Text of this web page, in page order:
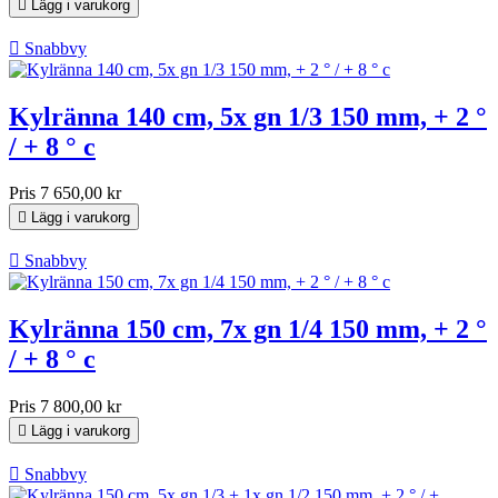
Lägg i varukorg
 Snabbvy
Kylränna 140 cm, 5x gn 1/3 150 mm, + 2 °
/ + 8 ° c
Pris 7 650,00 kr
 Lägg i varukorg
 Snabbvy
Kylränna 150 cm, 7x gn 1/4 150 mm, + 2 °
/ + 8 ° c
Pris 7 800,00 kr
 Lägg i varukorg
 Snabbvy